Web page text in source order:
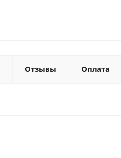
Отзывы Оплата